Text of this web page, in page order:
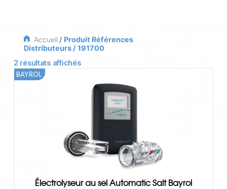
Accueil/ Produit Références
Distributeurs / 191700
2 résultats affichés
Électrolyseur au sel Automatic Salt Bayrol
BAYROL